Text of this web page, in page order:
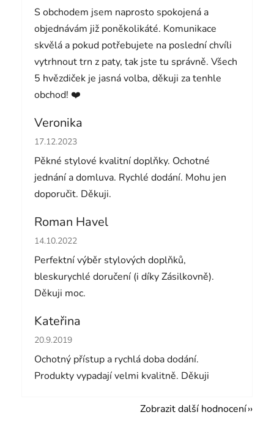
S obchodem jsem naprosto spokojená a
objednávám již poněkolikáté. Komunikace
skvělá a pokud potřebujete na poslední chvíli
vytrhnout trn z paty, tak jste tu správně. Všech
5 hvězdiček je jasná volba, děkuji za tenhle
obchod! ❤️
Veronika
Hodnocení obchodu je 5 z 5 hvězdiček.
17.12.2023
Pěkné stylové kvalitní doplňky. Ochotné
jednání a domluva. Rychlé dodání. Mohu jen
doporučit. Děkuji.
Roman Havel
Hodnocení obchodu je 5 z 5 hvězdiček.
14.10.2022
Perfektní výběr stylových doplňků,
bleskurychlé doručení (i díky Zásilkovně).
Děkuji moc.
Kateřina
Hodnocení obchodu je 5 z 5 hvězdiček.
20.9.2019
Ochotný přístup a rychlá doba dodání.
Produkty vypadají velmi kvalitně. Děkuji
Zobrazit další hodnocení